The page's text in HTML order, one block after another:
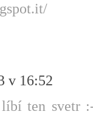
v 16:52
líbí ten svetr